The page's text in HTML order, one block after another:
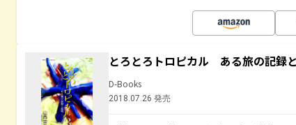
とろとろトロピカル ある旅の記録
D-Books
2018.07.26 発売